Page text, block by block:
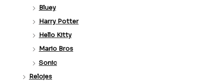
Bluey
Harry Potter
Hello Kitty
Mario Bros
Sonic
Relojes